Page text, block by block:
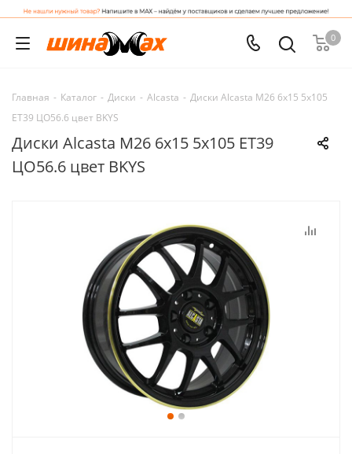
0
Главная - Каталог - Диски - Alcasta - Диски Alcasta M26 6x15 5x105
ET39 ЦО56.6 цвет BKYS
Диски Alcasta M26 6x15 5x105 ET39
ЦО56.6 цвет BKYS